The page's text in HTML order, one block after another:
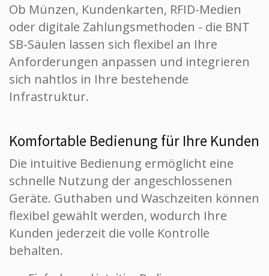
Ob Münzen, Kundenkarten, RFID-Medien
oder digitale Zahlungsmethoden - die BNT
SB-Säulen lassen sich flexibel an Ihre
Anforderungen anpassen und integrieren
sich nahtlos in Ihre bestehende
Infrastruktur.
Komfortable Bedienung für Ihre Kunden
Die intuitive Bedienung ermöglicht eine
schnelle Nutzung der angeschlossenen
Geräte. Guthaben und Waschzeiten können
flexibel gewählt werden, wodurch Ihre
Kunden jederzeit die volle Kontrolle
behalten.